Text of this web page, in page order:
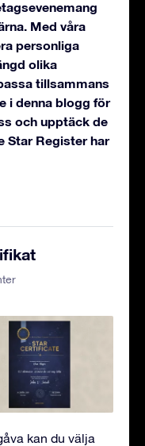
Med våra
personliga
olika
tillsammans
i denna blogg för
och upptäck de
Star Register har
kan du välja